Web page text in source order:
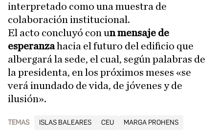
interpretado como una muestra de
colaboración institucional.
El acto concluyó con un mensaje de
esperanzahacia el futuro del edificio que
albergará la sede, el cual, según palabras de
la presidenta, en los próximos meses «se
verá inundado de vida, de jóvenes y de
ilusión».
TEMAS ISLAS BALEARES CEU MARGA PROHENS